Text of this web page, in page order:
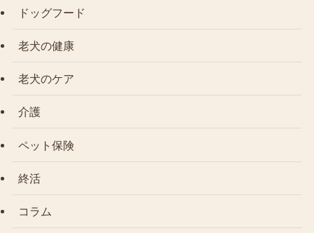
ドッグフード
老犬の健康
老犬のケア
介護
ペット保険
終活
コラム